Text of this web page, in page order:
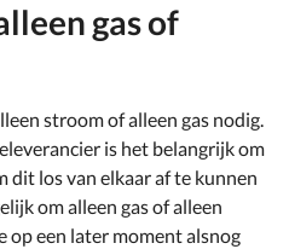
gas of
stroom of alleen gas nodig.
is het belangrijk om
dit los van elkaar af te kunnen
om alleen gas of alleen
op een later moment alsnog